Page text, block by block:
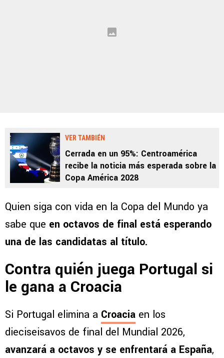
VER TAMBIÉN
Cerrada en un 95%: Centroamérica
recibe la noticia más esperada sobre la
Copa América 2028
Quien siga con vida en la Copa del Mundo ya
sabe que en octavos de final está esperando
una de las candidatas al título.
Contra quién juega Portugal si
le gana a Croacia
Si Portugal elimina a Croacia en los
dieciseisavos de final del Mundial 2026,
avanzará a octavos y se enfrentará a España,